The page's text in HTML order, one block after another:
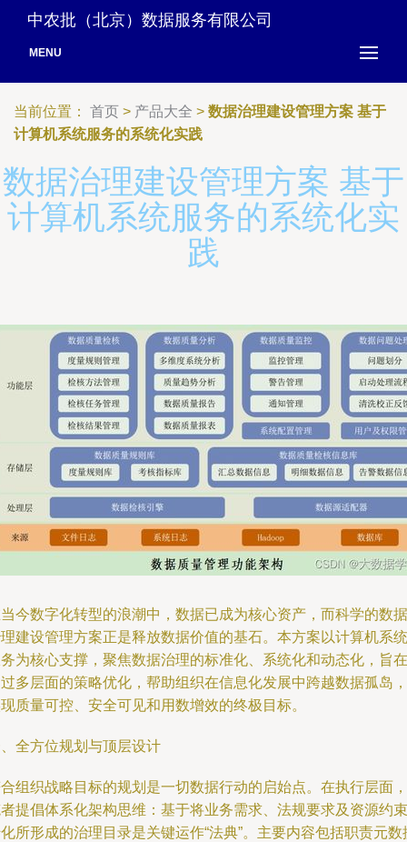
中农批（北京）数据服务有限公司
MENU
当前位置： 首页 > 产品大全 > 数据治理建设管理方案 基于
计算机系统服务的系统化实践
数据治理建设管理方案 基于
计算机系统服务的系统化实
践
今数字化转型的浪潮中，数据已成为核心资产，而科学的数据
建设管理方案正是释放数据价值的基石。本方案以计算机系统
为核心支撑，聚焦数据治理的标准化、系统化和动态化，旨在
多层面的策略优化，帮助组织在信息化发展中跨越数据孤岛，
质量可控、安全可见和用数增效的终极目标。
全方位规划与顶层设计
组织战略目标的规划是一切数据行动的启始点。在执行层面，
提倡体系化架构思维：基于将业务需求、法规要求及资源约束
所形成的治理目录是关键运作“法典”。主要内容包括职责元数